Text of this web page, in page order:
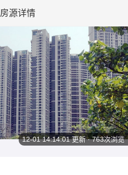
房源详情
12-01 14:14:01更新 · 763次浏览